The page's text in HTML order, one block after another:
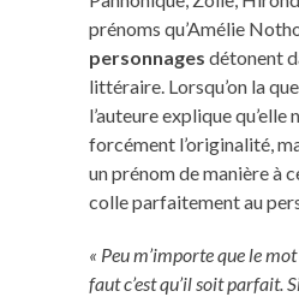
prénoms qu’Amélie
personnages détonent
littéraire. Lorsqu’on la
l’auteure explique qu’elle
forcément l’originalité,
un prénom de manière à
colle parfaitement au
« Peu m’importe que le
faut c’est qu’il soit parfait.